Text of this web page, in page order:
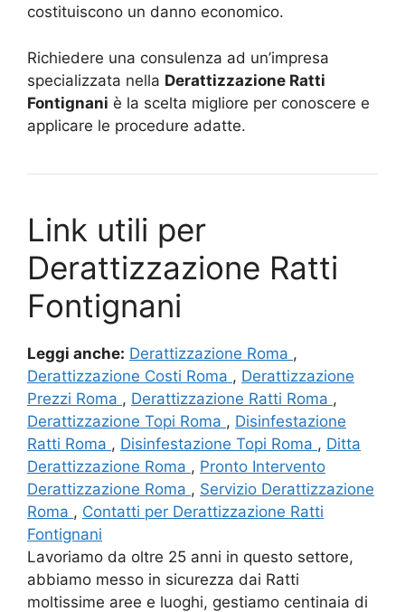
costituiscono un danno economico.
Richiedere una consulenza ad un’impresa
specializzata nella Derattizzazione Ratti
Fontignani è la scelta migliore per conoscere e
applicare le procedure adatte.
Link utili per
Derattizzazione Ratti
Fontignani
Leggi anche: Derattizzazione Roma ,
Derattizzazione Costi Roma , Derattizzazione
Prezzi Roma , Derattizzazione Ratti Roma ,
Derattizzazione Topi Roma , Disinfestazione
Ratti Roma , Disinfestazione Topi Roma , Ditta
Derattizzazione Roma , Pronto Intervento
Derattizzazione Roma , Servizio Derattizzazione
Roma , Contatti per Derattizzazione Ratti
Fontignani
Lavoriamo da oltre 25 anni in questo settore,
abbiamo messo in sicurezza dai Ratti
moltissime aree e luoghi, gestiamo centinaia di